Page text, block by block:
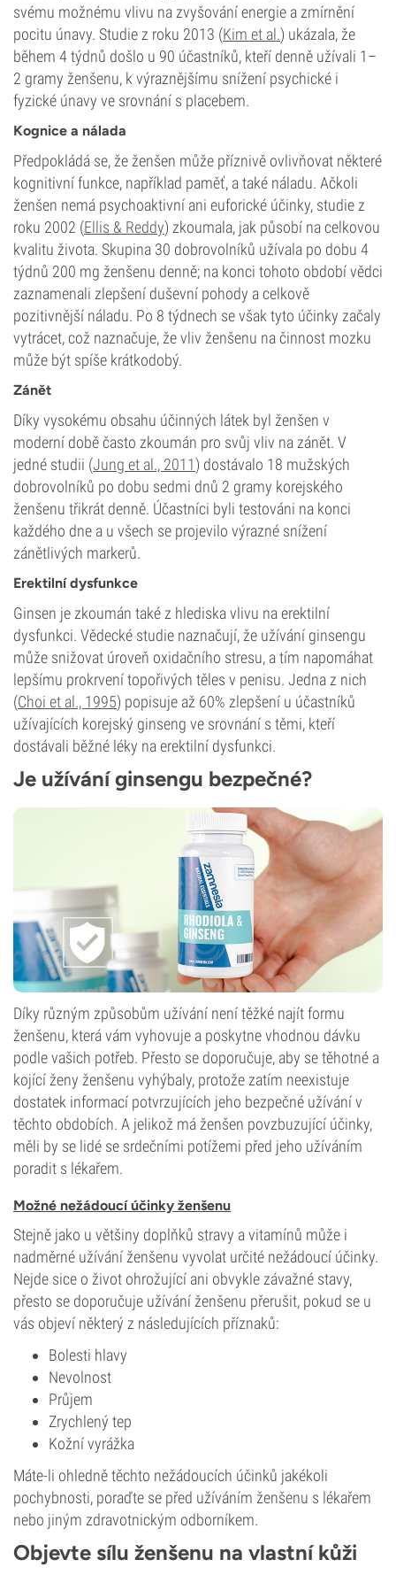
svému možnému vlivu na zvyšování energie a zmírnění
pocitu únavy. Studie z roku 2013 (Kim et al.) ukázala, že
během 4 týdnů došlo u 90 účastníků, kteří denně užívali 1–
2 gramy ženšenu, k výraznějšímu snížení psychické i
fyzické únavy ve srovnání s placebem.
Kognice a nálada
Předpokládá se, že ženšen může příznivě ovlivňovat některé
kognitivní funkce, například paměť, a také náladu. Ačkoli
ženšen nemá psychoaktivní ani euforické účinky, studie z
roku 2002 (Ellis & Reddy) zkoumala, jak působí na celkovou
kvalitu života. Skupina 30 dobrovolníků užívala po dobu 4
týdnů 200 mg ženšenu denně; na konci tohoto období vědci
zaznamenali zlepšení duševní pohody a celkově
pozitivnější náladu. Po 8 týdnech se však tyto účinky začaly
vytrácet, což naznačuje, že vliv ženšenu na činnost mozku
může být spíše krátkodobý.
Zánět
Díky vysokému obsahu účinných látek byl ženšen v
moderní době často zkoumán pro svůj vliv na zánět. V
jedné studii (Jung et al., 2011) dostávalo 18 mužských
dobrovolníků po dobu sedmi dnů 2 gramy korejského
ženšenu třikrát denně. Účastníci byli testováni na konci
každého dne a u všech se projevilo výrazné snížení
zánětlivých markerů.
Erektilní dysfunkce
Ginsen je zkoumán také z hlediska vlivu na erektilní
dysfunkci. Vědecké studie naznačují, že užívání ginsengu
může snižovat úroveň oxidačního stresu, a tím napomáhat
lepšímu prokrvení topořivých těles v penisu. Jedna z nich
(Choi et al., 1995) popisuje až 60% zlepšení u účastníků
užívajících korejský ginseng ve srovnání s těmi, kteří
dostávali běžné léky na erektilní dysfunkci.
Je užívání ginsengu bezpečné?
Díky různým způsobům užívání není těžké najít formu
ženšenu, která vám vyhovuje a poskytne vhodnou dávku
podle vašich potřeb. Přesto se doporučuje, aby se těhotné a
kojící ženy ženšenu vyhýbaly, protože zatím neexistuje
dostatek informací potvrzujících jeho bezpečné užívání v
těchto obdobích. A jelikož má ženšen povzbuzující účinky,
měli by se lidé se srdečními potížemi před jeho užíváním
poradit s lékařem.
Možné nežádoucí účinky ženšenu
Stejně jako u většiny doplňků stravy a vitamínů může i
nadměrné užívání ženšenu vyvolat určité nežádoucí účinky.
Nejde sice o život ohrožující ani obvykle závažné stavy,
přesto se doporučuje užívání ženšenu přerušit, pokud se u
vás objeví některý z následujících příznaků:
Bolesti hlavy
Nevolnost
Průjem
Zrychlený tep
Kožní vyrážka
Máte-li ohledně těchto nežádoucích účinků jakékoli
pochybnosti, poraďte se před užíváním ženšenu s lékařem
nebo jiným zdravotnickým odborníkem.
Objevte sílu ženšenu na vlastní kůži